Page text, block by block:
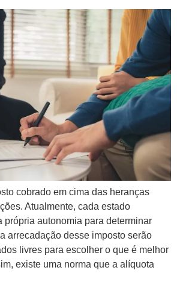
cobrado em cima das heranças
Atualmente, cada estado
própria autonomia para determinar
arrecadação desse imposto serão
livres para escolher o que é melhor
existe uma norma que a alíquota